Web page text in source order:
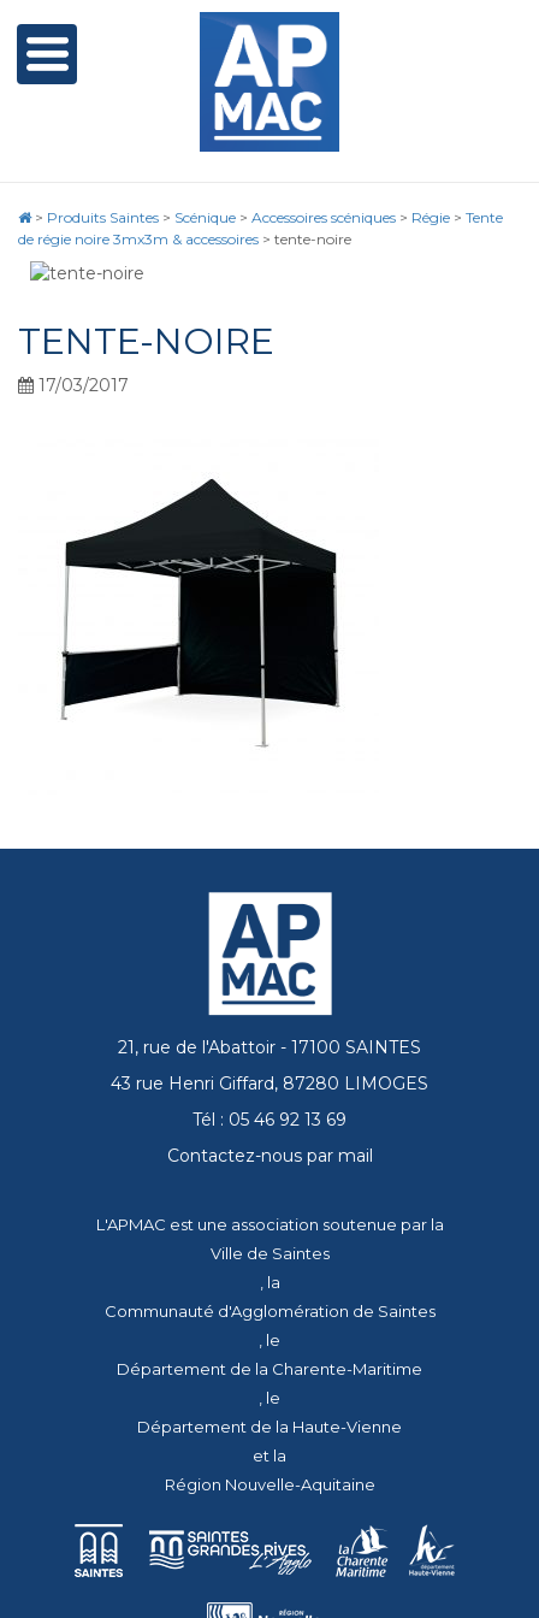
> Produits Saintes > Scénique > Accessoires scéniques > Régie > Tente
de régie noire 3mx3m & accessoires > tente-noire
TENTE-NOIRE
17/03/2017
21, rue de l'Abattoir - 17100 SAINTES
43 rue Henri Giffard, 87280 LIMOGES
Tél : 05 46 92 13 69
Contactez-nous par mail
L'APMAC est une association soutenue par la
Ville de Saintes
, la
Communauté d'Agglomération de Saintes
, le
Département de la Charente-Maritime
, le
Département de la Haute-Vienne
et la
Région Nouvelle-Aquitaine